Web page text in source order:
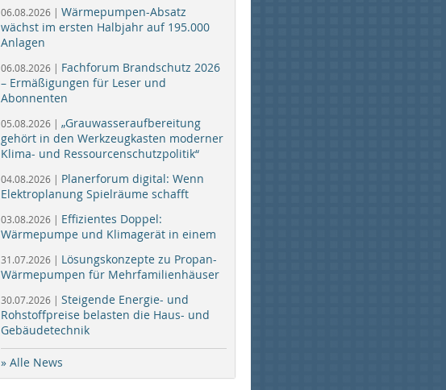
06.08.2026 | Wärmepumpen-Absatz
wächst im ersten Halbjahr auf 195.000
Anlagen
06.08.2026 | Fachforum Brandschutz 2026
– Ermäßigungen für Leser und
Abonnenten
05.08.2026 | „Grauwasseraufbereitung
gehört in den Werkzeugkasten moderner
Klima- und Ressourcenschutzpolitik“
04.08.2026 | Planerforum digital: Wenn
Elektroplanung Spielräume schafft
03.08.2026 | Effizientes Doppel:
Wärmepumpe und Klimagerät in einem
31.07.2026 | Lösungskonzepte zu Propan-
Wärmepumpen für Mehrfamilienhäuser
30.07.2026 | Steigende Energie- und
Rohstoffpreise belasten die Haus- und
Gebäudetechnik
» Alle News